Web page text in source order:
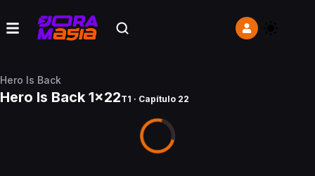
Hero Is Back
Hero Is Back 1x22T1 · Capítulo 22